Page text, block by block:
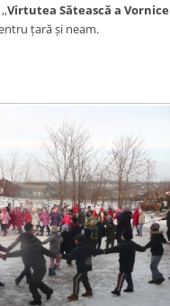
Virtutea Sătească a
țară și neam.